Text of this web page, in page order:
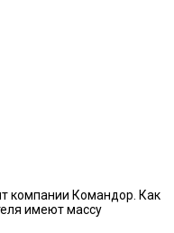
компании Командор. Как
имеют массу